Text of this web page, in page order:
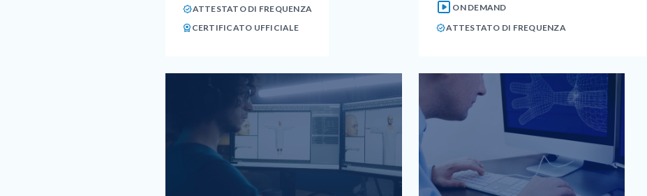
ATTESTATO DI FREQUENZA
CERTIFICATO UFFICIALE
ON DEMAND
ATTESTATO DI FREQUENZA